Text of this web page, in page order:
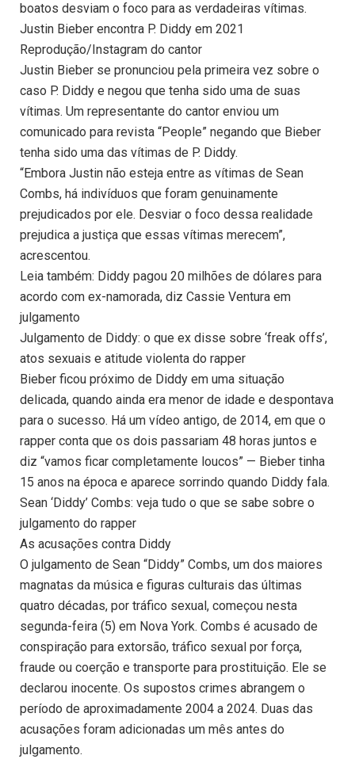
boatos desviam o foco para as verdadeiras vítimas.
Justin Bieber encontra P. Diddy em 2021
Reprodução/Instagram do cantor
Justin Bieber se pronunciou pela primeira vez sobre o
caso P. Diddy e negou que tenha sido uma de suas
vítimas. Um representante do cantor enviou um
comunicado para revista “People” negando que Bieber
tenha sido uma das vítimas de P. Diddy.
“Embora Justin não esteja entre as vítimas de Sean
Combs, há indivíduos que foram genuinamente
prejudicados por ele. Desviar o foco dessa realidade
prejudica a justiça que essas vítimas merecem”,
acrescentou.
Leia também: Diddy pagou 20 milhões de dólares para
acordo com ex-namorada, diz Cassie Ventura em
julgamento
Julgamento de Diddy: o que ex disse sobre ‘freak offs’,
atos sexuais e atitude violenta do rapper
Bieber ficou próximo de Diddy em uma situação
delicada, quando ainda era menor de idade e despontava
para o sucesso. Há um vídeo antigo, de 2014, em que o
rapper conta que os dois passariam 48 horas juntos e
diz “vamos ficar completamente loucos” — Bieber tinha
15 anos na época e aparece sorrindo quando Diddy fala.
Sean ‘Diddy’ Combs: veja tudo o que se sabe sobre o
julgamento do rapper
As acusações contra Diddy
O julgamento de Sean “Diddy” Combs, um dos maiores
magnatas da música e figuras culturais das últimas
quatro décadas, por tráfico sexual, começou nesta
segunda-feira (5) em Nova York. Combs é acusado de
conspiração para extorsão, tráfico sexual por força,
fraude ou coerção e transporte para prostituição. Ele se
declarou inocente. Os supostos crimes abrangem o
período de aproximadamente 2004 a 2024. Duas das
acusações foram adicionadas um mês antes do
julgamento.